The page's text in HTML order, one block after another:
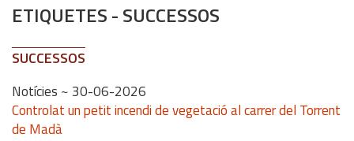
ETIQUETES-SUCCESSOS
SUCCESSOS
Notícies ~ 30-06-2026
Controlat un petit incendi de vegetació al carrer del Torrent
de Madà